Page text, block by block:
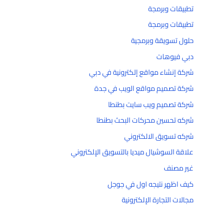
تطبيقات وبرمجة
تطبيقات وبرمجة
حلول تسويقة وبرمجية
دبي فيوهات
شركة إنشاء مواقع إلكترونية في دبي
شركة تصميم مواقع الويب في جدة
شركة تصميم ويب سايت بطنطا
شركه تحسين محركات البحث بطنطا
شركه تسويق الالكتروني
علاقة السوشيال ميديا بالتسويق الإلكتروني
غير مصنف
كيف اظهر نتيجه اول في جوجل
مجالات التجارة الإلكترونية